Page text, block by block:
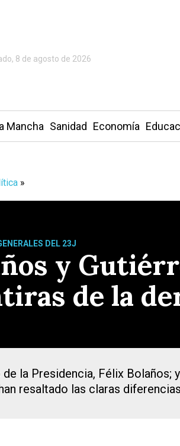
8 de agosto de 2026
Mancha Sanidad Economía
»
DEL 23J
y
de la
la Presidencia, Félix Bolaños;
resaltado las claras